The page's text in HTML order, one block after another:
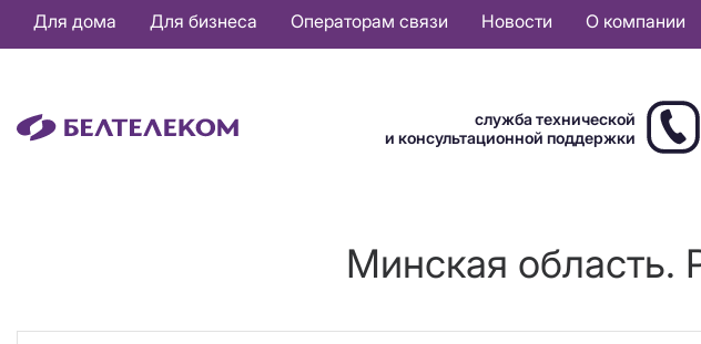
Основная
навигация
Для дома Для бизнеса Операторам связи Новости О компании
служба технической
и консультационной поддержки
Минская область.